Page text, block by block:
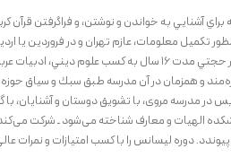
آشنايي به خواندن و نوشتن، و فراگرفتن قرآن
شمسي، وارد مدرسه خان مروي مي‌شود. بالاخره سيد محمدباقر حجتي مدت 16 سال به كسب علوم
و همزمان در آن مدرسه طبق سبك و سياق
با تحصيل و تدريس در مدرسه مروى، با تشويق دوستان و
الهيات و معارف شناخته مى‌شود ـ شركت